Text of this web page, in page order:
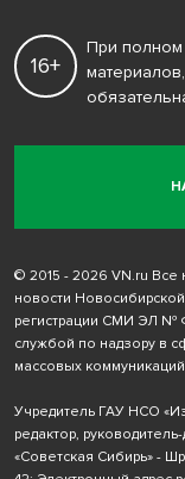
16+
При полном
© 2015 - 2026 VN.ru Все
новости
регистрации СМИ ЭЛ №
службой по надзору в
массовых
Учредитель ГАУ НСО
редактор,
«Советская Сибирь» -